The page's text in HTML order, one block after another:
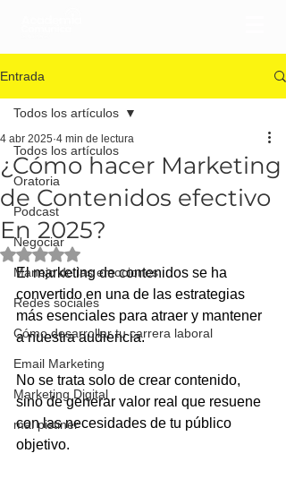
Entrada
Todos los artículos
Oratoria
Podcast
Negociar
Manejo de las emociones
Redes sociales
Cómo desarrollar tu carrera laboral
Email Marketing
Marketing Digital
mai pistiner
Todos los artículos
¿Cómo hacer Marketing
de Contenidos efectivo
En 2025?
4 abr 2025 4 min de lectura
Obtuvo NaN de 5 estrellas.
El marketing de contenidos se ha
convertido en una de las estrategias
más esenciales para atraer y mantener
a nuestra audiencia.
No se trata solo de crear contenido,
sino de generar valor real que resuene
con las necesidades de tu público
objetivo.